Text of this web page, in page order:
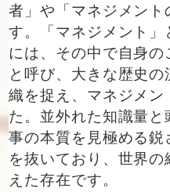
者」や「マネジメント
す。「マネジメント
には、その中で自身の
と呼び、大きな歴史
織を捉え、マネジメン
た。並外れた知識量
事の本質を見極める
を抜いており、世界
えた存在です。